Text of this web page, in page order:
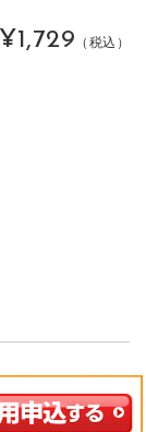
¥1,729 （税込）